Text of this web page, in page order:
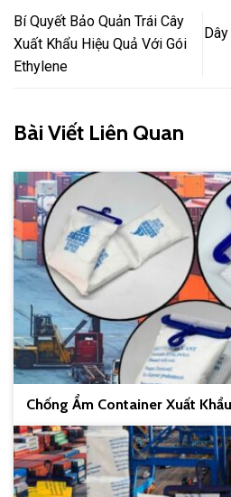
Bí Quyết Bảo Quản Trái Cây
Xuất Khẩu Hiệu Quả Với Gói
Ethylene
Bài Viết Liên Quan
Chống Ẩm Container Xuất